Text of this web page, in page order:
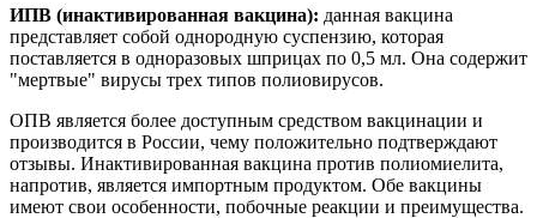
ИПВ (инактивированная вакцина): данная вакцина
представляет собой однородную суспензию, которая
поставляется в одноразовых шприцах по 0,5 мл. Она содержит
"мертвые" вирусы трех типов полиовирусов.
ОПВ является более доступным средством вакцинации и
производится в России, чему положительно подтверждают
отзывы. Инактивированная вакцина против полиомиелита,
напротив, является импортным продуктом. Обе вакцины
имеют свои особенности, побочные реакции и преимущества.